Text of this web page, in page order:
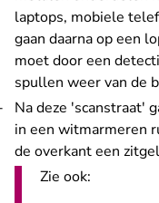
laptops, mobiele
gaan daarna op een
moet door een
spullen weer van de
Na deze 'scanstraat'
in een witmarmeren
de overkant een
Zie ook: